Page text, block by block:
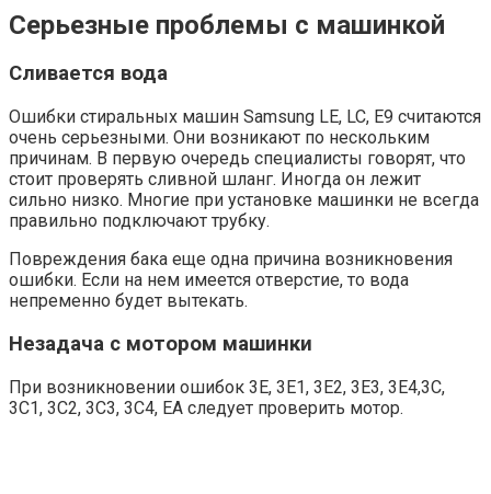
Серьезные проблемы с машинкой
Сливается вода
Ошибки стиральных машин Samsung LE, LC, E9 считаются
очень серьезными. Они возникают по нескольким
причинам. В первую очередь специалисты говорят, что
стоит проверять сливной шланг. Иногда он лежит
сильно низко. Многие при установке машинки не всегда
правильно подключают трубку.
Повреждения бака еще одна причина возникновения
ошибки. Если на нем имеется отверстие, то вода
непременно будет вытекать.
Незадача с мотором машинки
При возникновении ошибок 3E, 3Е1, 3Е2, 3Е3, 3Е4,3C,
3C1, 3C2, 3C3, 3C4, EA следует проверить мотор.